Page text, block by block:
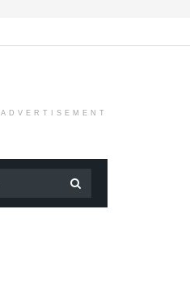
ADVERTISEMENT